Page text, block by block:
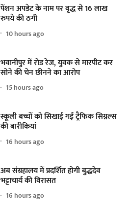
पेंशन अपडेट के नाम पर वृद्ध से 16 लाख
रुपये की ठगी
10 hours ago
भवानीपुर में रोड रेज, युवक से मारपीट कर
सोने की चेन छीनने का आरोप
15 hours ago
स्कूली बच्चों को सिखाई गईं ट्रैफिक सिग्नल्स
की बारीकियां
16 hours ago
अब संग्रहालय में प्रदर्शित होगी बुद्धदेव
भट्टाचार्य की विरासत
16 hours ago